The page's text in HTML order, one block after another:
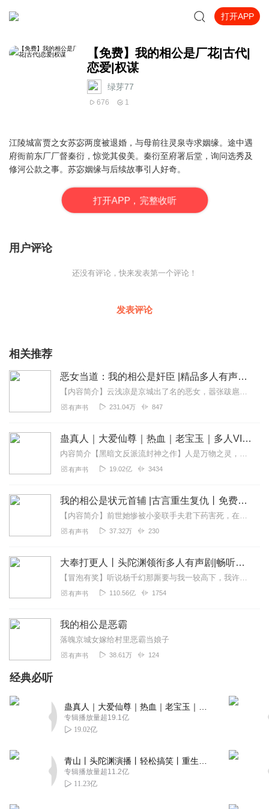
打开APP
【免费】我的相公是厂花|古代|
恋爱|权谋
绿芽77
676 1
江陵城富贾之女苏宓两度被退婚，与母前往灵泉寺求姻缘。途中遇
府衙前东厂厂督秦衍，惊觉其俊美。秦衍至府署后堂，询问选秀及
修河公款之事。苏宓姻缘与后续故事引人好奇。
打开APP，完整收听
用户评论
还没有评论，快来发表第一个评论！
发表评论
相关推荐
恶女当道：我的相公是奸臣 |精品多人有声剧丨VIP
【内容简介】云浅凉是京城出了名的恶女，嚣张跋扈，蛮横无理，凭先帝遗旨得许配瑾王，岂料瑾王三入门与庶妹三见留情，一对狗男女天作之合，她一哭二闹三上吊愣是成了吊死鬼...
有声书 231.04万 847
蛊真人｜大爱仙尊｜热血｜老宝玉｜多人VIP免费有声剧
内容简介【黑暗文反派流封神之作】人是万物之灵，蛊是天地真精。一个穿越者不断重生的故事。一个养蛊、炼蛊、用蛊的奇特世界。配音组（男角色）老宝玉旁白...
有声书 19.02亿 3434
我的相公是状元首辅 |古言重生复仇丨免费多人有声剧
【内容简介】前世她惨被小妾联手夫君下药害死，在弥死之际得知已故的孩子竟也是被他们害死。老天有眼，让她得以重生。这一世的她为了她那可怜的孩子，发誓要报仇雪恨。【作...
有声书 37.32万 230
大奉打更人丨头陀渊领衔多人有声剧|畅听全集|王鹤棣、田曦薇主演影视剧原著|卖报小郎君
【冒泡有奖】听说杨千幻那厮要与我一较高下，我许七安要开始装叉了！快进入声音播放页戳下方输入框，冒个泡偷偷告诉我，我要用哪些诗词才能胜过他？说得好的，有赏！202...
有声书 110.56亿 1754
我的相公是恶霸
落魄京城女嫁给村里恶霸当娘子
有声书 38.61万 124
经典必听
专辑播放量超19.1亿
19.02亿
专辑播放量超11.2亿
11.23亿